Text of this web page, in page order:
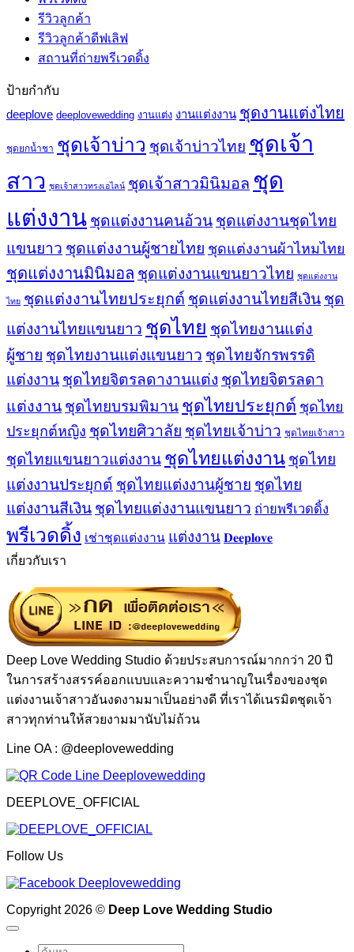
รีวิวลูกค้า
รีวิวลูกค้าดีฟเลิฟ
สถานที่ถ่ายพรีเวดดิ้ง
ป้ายกำกับ
deeplove deeplovewedding งานแต่ง งานแต่งงาน ชุดงานแต่งไทย
ชุดยกน้ำชา ชุดเจ้าบ่าว ชุดเจ้าบ่าวไทย ชุดเจ้า
สาว ชุดเจ้าสาวทรงเอไลน์ ชุดเจ้าสาวมินิมอล ชุด
แต่งงาน ชุดแต่งงานคนอ้วน ชุดแต่งงานชุดไทย
แขนยาว ชุดแต่งงานผู้ชายไทย ชุดแต่งงานผ้าไหมไทย
ชุดแต่งงานมินิมอล ชุดแต่งงานแขนยาวไทย ชุดแต่งงาน
ไทย ชุดแต่งงานไทยประยุกต์ ชุดแต่งงานไทยสีเงิน ชุด
แต่งงานไทยแขนยาว ชุดไทย ชุดไทยงานแต่ง
ผู้ชาย ชุดไทยงานแต่งแขนยาว ชุดไทยจักรพรรดิ
แต่งงาน ชุดไทยจิตรลดางานแต่ง ชุดไทยจิตรลดา
แต่งงาน ชุดไทยบรมพิมาน ชุดไทยประยุกต์ ชุดไทย
ประยุกต์หญิง ชุดไทยศิวาลัย ชุดไทยเจ้าบ่าว ชุดไทยเจ้าสาว
ชุดไทยแขนยาวแต่งงาน ชุดไทยแต่งงาน ชุดไทย
แต่งงานประยุกต์ ชุดไทยแต่งงานผู้ชาย ชุดไทย
แต่งงานสีเงิน ชุดไทยแต่งงานแขนยาว ถ่ายพรีเวดดิ้ง
พรีเวดดิ้ง เช่าชุดแต่งงาน แต่งงาน 𝐃𝐞𝐞𝐩𝐥𝐨𝐯𝐞
เกี่ยวกับเรา
Deep Love Wedding Studio ด้วยประสบการณ์มากกว่า 20 ปี
ในการสร้างสรรค์ออกแบบและความชำนาญในเรื่องของชุด
แต่งงานเจ้าสาวอันงดงามมาเป็นอย่างดี ที่เราได้เนรมิตชุดเจ้า
สาวทุกท่านให้สวยงามมานับไม่ถ้วน
Line OA : @deeplovewedding
DEEPLOVE_OFFICIAL
Follow Us
Copyright 2026 © Deep Love Wedding Studio